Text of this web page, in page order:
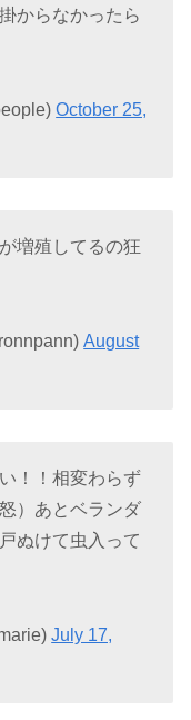
からなかったら
October 25,
増殖してるの狂
August
！！相変わらず
）あとベランダ
ぬけて虫入って
July 17,